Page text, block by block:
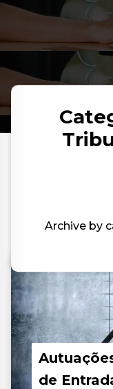
Archive by
de